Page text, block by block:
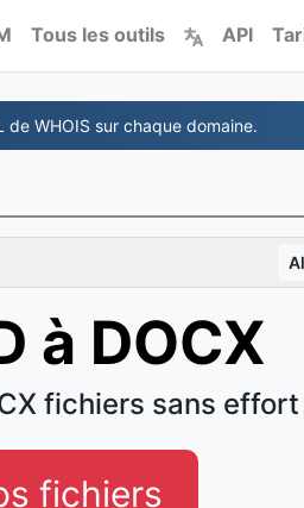
Tous les outils API
WHOIS sur chaque domaine.
à DOCX
fichiers sans effort
fichiers